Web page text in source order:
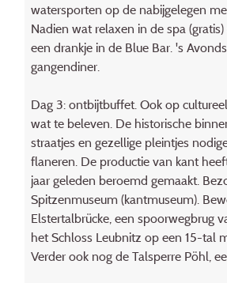
watersporten op de nabijgelegen
Nadien wat relaxen in de spa
een drankje in de Blue Bar. 's
gangendiner.
Dag 3: ontbijtbuffet. Ook op
wat te beleven. De historische
straatjes en gezellige pleintjes
flaneren. De productie van kant
jaar geleden beroemd gemaakt.
Spitzenmuseum (kantmuseum).
Elstertalbrücke, een spoorwegbrug
het Schloss Leubnitz op een 15-tal
Verder ook nog de Talsperre Pöhl,